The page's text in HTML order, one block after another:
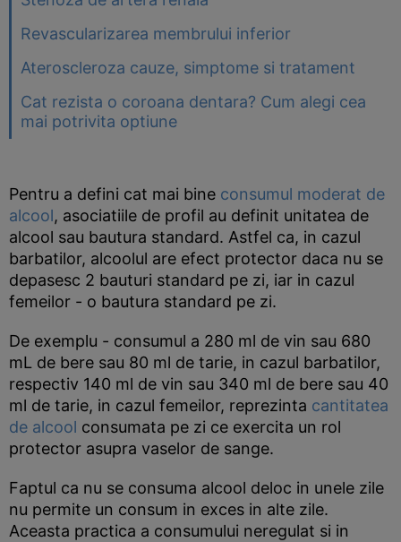
Revascularizarea membrului inferior
Ateroscleroza cauze, simptome si tratament
Cat rezista o coroana dentara? Cum alegi cea
mai potrivita optiune
Pentru a defini cat mai bine consumul moderat de
alcool, asociatiile de profil au definit unitatea de
alcool sau bautura standard. Astfel ca, in cazul
barbatilor, alcoolul are efect protector daca nu se
depasesc 2 bauturi standard pe zi, iar in cazul
femeilor - o bautura standard pe zi.
De exemplu - consumul a 280 ml de vin sau 680
mL de bere sau 80 ml de tarie, in cazul barbatilor,
respectiv 140 ml de vin sau 340 ml de bere sau 40
ml de tarie, in cazul femeilor, reprezinta cantitatea
de alcool consumata pe zi ce exercita un rol
protector asupra vaselor de sange.
Faptul ca nu se consuma alcool deloc in unele zile
nu permite un consum in exces in alte zile.
Aceasta practica a consumului neregulat si in